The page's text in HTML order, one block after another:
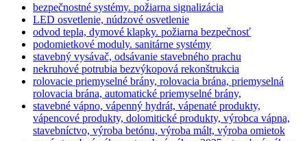
bezpečnostné systémy. požiarna signalizácia
LED osvetlenie, núdzové osvetlenie
odvod tepla, dymové klapky. požiarna bezpečnosť
podomietkové moduly. sanitárne systémy
stavebný vysávač, odsávanie stavebného prachu
nekruhové potrubia bezvýkopová rekonštrukcia
rolovacie priemyselné brány, rolovacia brána, priemyselná
rolovacia brána, automatické priemyselné brány,
stavebné vápno, vápenný hydrát, vápenaté produkty,
vápencové produkty, dolomitické produkty, výrobca vápna,
stavebníctvo, výroba betónu, výroba mált, výroba omietok